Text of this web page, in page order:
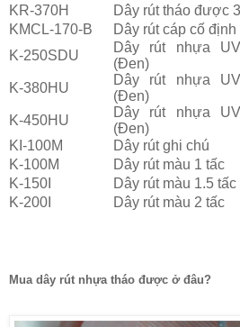
KR-370H
Dây rút tháo được
KMCL-170-B
Dây rút cáp cố định
K-250SDU
Dây rút nhựa
(Đen)
K-380HU
Dây rút nhựa
(Đen)
K-450HU
Dây rút nhựa
(Đen)
KI-100M
Dây rút ghi chú
K-100M
Dây rút màu 1 tấc
K-150I
Dây rút màu 1.5 tấc
K-200I
Dây rút màu 2 tấc
Mua dây rút nhựa tháo được ở đâu?